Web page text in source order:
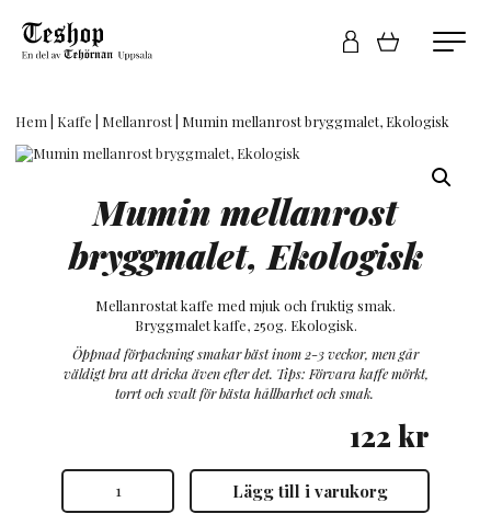
Hem Kaffe Mellanrost | Mumin mellanrost bryggmalet, Ekologisk
Mumin mellanrost
bryggmalet, Ekologisk
Mellanrostat kaffe med mjuk och fruktig smak.
Bryggmalet kaffe, 250g. Ekologisk.
Öppnad förpackning smakar bäst inom 2-3 veckor, men går
väldigt bra att dricka även efter det. Tips: Förvara kaffe mörkt,
torrt och svalt för bästa hållbarhet och smak.
122 kr
Mumin
mellanrost
bryggmalet,
Lägg till i varukorg